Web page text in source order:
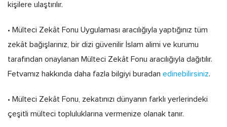
kişilere ulaştırılır.
• Mülteci Zekât Fonu Uygulaması aracılığıyla yaptığınız tüm
zekât bağışlarınız, bir dizi güvenilir İslam alimi ve kurumu
tarafından onaylanan Mülteci Zekât Fonu aracılığıyla dağıtılır.
Fetvamız hakkında daha fazla bilgiyi buradan edinebilirsiniz.
• Mülteci Zekât Fonu, zekatınızı dünyanın farklı yerlerindeki
çeşitli mülteci topluluklarına vermenize olanak tanır.